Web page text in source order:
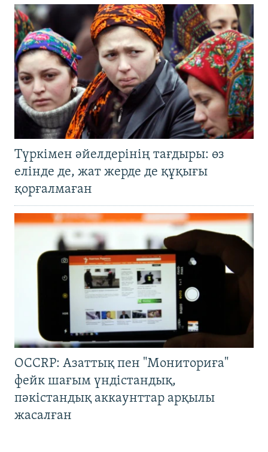
Түркімен әйелдерінің тағдыры: өз
елінде де, жат жерде де құқығы
қорғалмаған
OCCRP: Азаттық пен "Мониториға"
фейк шағым үндістандық,
пәкістандық аккаунттар арқылы
жасалған